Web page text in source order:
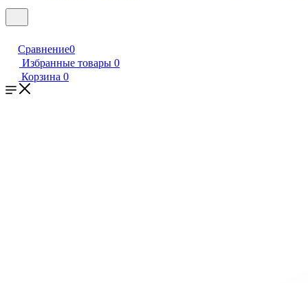
Сравнение0
Избранные товары 0
Корзина 0